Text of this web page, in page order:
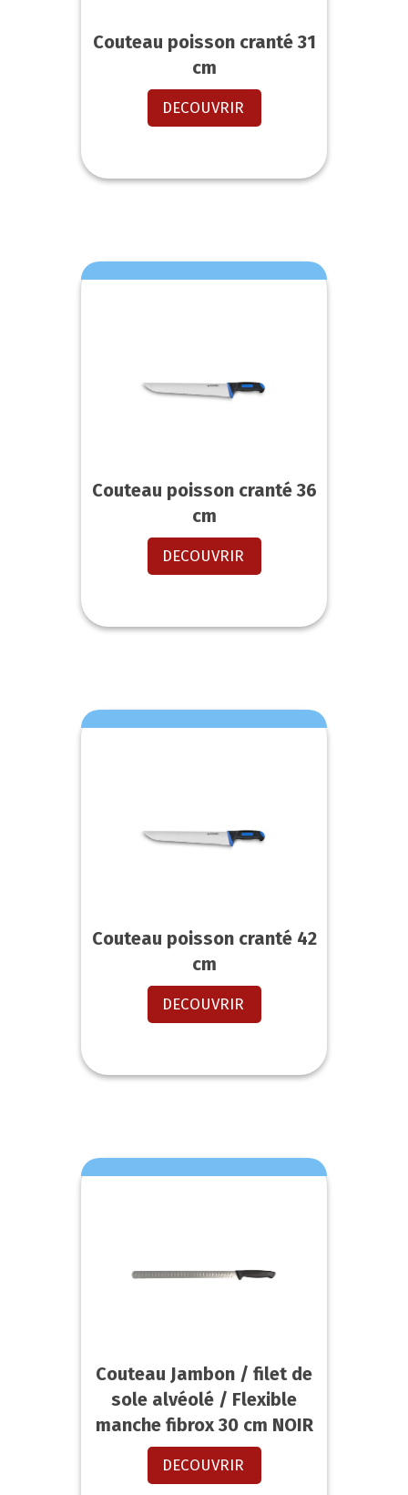
Couteau poisson cranté 31
cm
DECOUVRIR
Couteau poisson cranté 36
cm
DECOUVRIR
Couteau poisson cranté 42
cm
DECOUVRIR
Couteau Jambon / filet de
sole alvéolé / Flexible
manche fibrox 30 cm NOIR
DECOUVRIR